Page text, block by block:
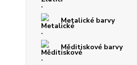
Metalické barvy
Měditiskové barvy